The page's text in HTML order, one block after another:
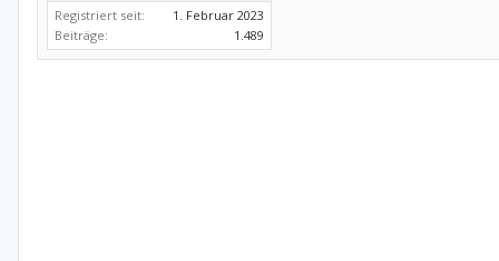
Registriert seit:
1. Februar 2023
Beiträge:
1.489